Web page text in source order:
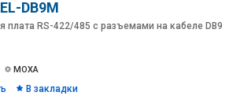
DB9M
плата RS-422/485 с разъемами на кабеле DB9
MOXA
В закладки